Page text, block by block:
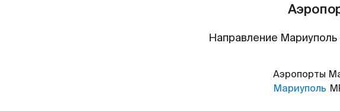
Направление
Аэропорты
Мариуполь